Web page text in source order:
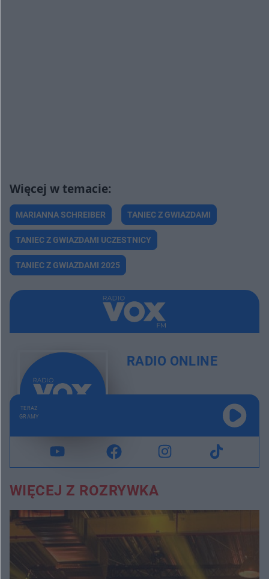
MARIANNA SCHREIBER TANIEC Z GWIAZDAMI
TANIEC Z GWIAZDAMI UCZESTNICY
TANIEC Z GWIAZDAMI 2025
RADIO ONLINE
TERAZ
GRAMY
WIĘCEJ Z ROZRYWKA